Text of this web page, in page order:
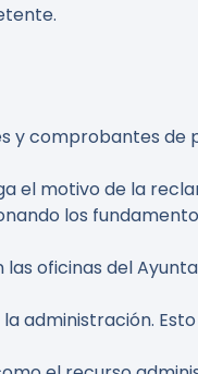
y comprobantes de
el motivo de la
los
oficinas del
administración.